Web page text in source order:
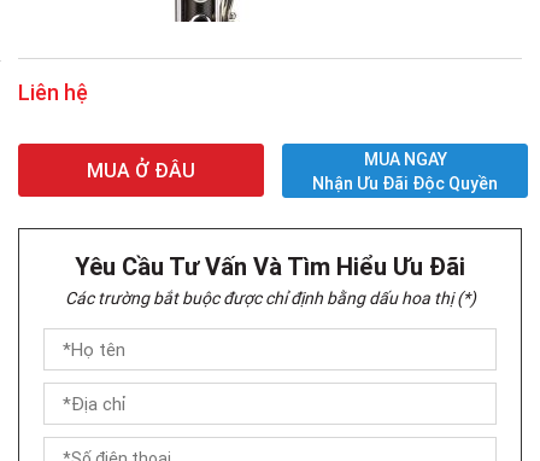
Liên hệ
MUA Ở ĐÂU
MUA NGAY
Nhận Ưu Đãi Độc Quyền
Yêu Cầu Tư Vấn Và Tìm Hiểu Ưu Đãi
Các trường bắt buộc được chỉ định bằng dấu hoa thị (*)